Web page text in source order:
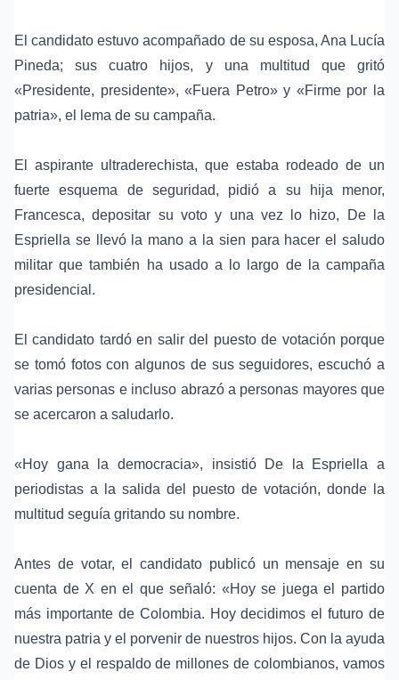
El candidato estuvo acompañado de su esposa, Ana Lucía
Pineda; sus cuatro hijos, y una multitud que gritó
«Presidente, presidente», «Fuera Petro» y «Firme por la
patria», el lema de su campaña.
El aspirante ultraderechista, que estaba rodeado de un
fuerte esquema de seguridad, pidió a su hija menor,
Francesca, depositar su voto y una vez lo hizo, De la
Espriella se llevó la mano a la sien para hacer el saludo
militar que también ha usado a lo largo de la campaña
presidencial.
El candidato tardó en salir del puesto de votación porque
se tomó fotos con algunos de sus seguidores, escuchó a
varias personas e incluso abrazó a personas mayores que
se acercaron a saludarlo.
«Hoy gana la democracia», insistió De la Espriella a
periodistas a la salida del puesto de votación, donde la
multitud seguía gritando su nombre.
Antes de votar, el candidato publicó un mensaje en su
cuenta de X en el que señaló: «Hoy se juega el partido
más importante de Colombia. Hoy decidimos el futuro de
nuestra patria y el porvenir de nuestros hijos. Con la ayuda
de Dios y el respaldo de millones de colombianos, vamos